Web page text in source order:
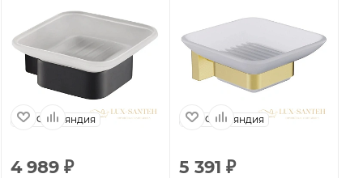
Финляндия
4 989 ₽
Финляндия
5 391 ₽